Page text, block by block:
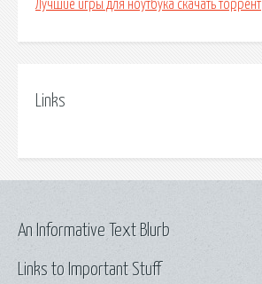
Лучшие игры для ноутбука скачать торрент
Links
Links to Important Stuff
An Informative Text Blurb